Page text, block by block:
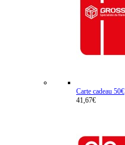
Carte cadeau 50€
41,67€